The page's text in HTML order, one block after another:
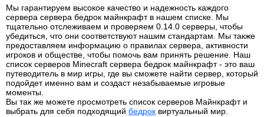
Мы гарантируем высокое качество и надежность каждого
сервера сервера бедрок майнкрафт в нашем списке. Мы
тщательно отслеживаем и проверяем 0.14.0 серверы, чтобы
убедиться, что они соответствуют нашим стандартам. Мы также
предоставляем информацию о правилах сервера, активности
игроков и обществе, чтобы помочь вам принять решение. Наш
список серверов Minecraft сервера бедрок майнкрафт - это ваш
путеводитель в мир игры, где вы сможете найти сервер, который
подойдет именно вам и создаст незабываемые игровые
моменты.
Вы так же можете просмотреть список серверов Майнкрафт и
выбрать для себя подходящий бедрок виртуальный мир.